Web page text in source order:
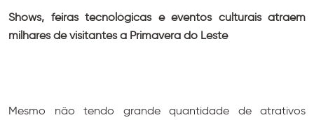
Shows, feiras tecnológicas e eventos culturais atraem
milhares de visitantes a Primavera do Leste
Mesmo não tendo grande quantidade de atrativos